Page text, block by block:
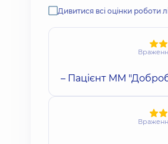
Дивитися всі оцінки роботи
– Пацієнт ММ